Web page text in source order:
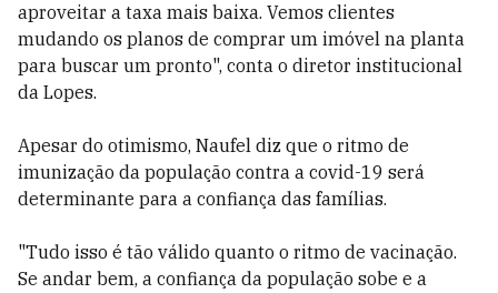
aproveitar a taxa mais baixa. Vemos clientes
mudando os planos de comprar um imóvel na planta
para buscar um pronto", conta o diretor institucional
da Lopes.
Apesar do otimismo, Naufel diz que o ritmo de
imunização da população contra a covid-19 será
determinante para a confiança das famílias.
"Tudo isso é tão válido quanto o ritmo de vacinação.
Se andar bem, a confiança da população sobe e a